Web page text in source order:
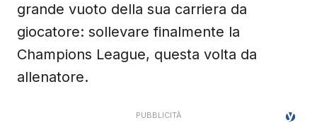
grande vuoto della sua carriera da
giocatore: sollevare finalmente la
Champions League, questa volta da
allenatore.